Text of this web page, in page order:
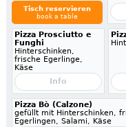
Tisch reservieren
book a table
Pizza Prosciutto e
Funghi
Hinterschinken,
frische Egerlinge,
Käse
Info
Pizza Bò (Calzone)
gefüllt mit Hinterschinken,
Egerlingen, Salami, Käse